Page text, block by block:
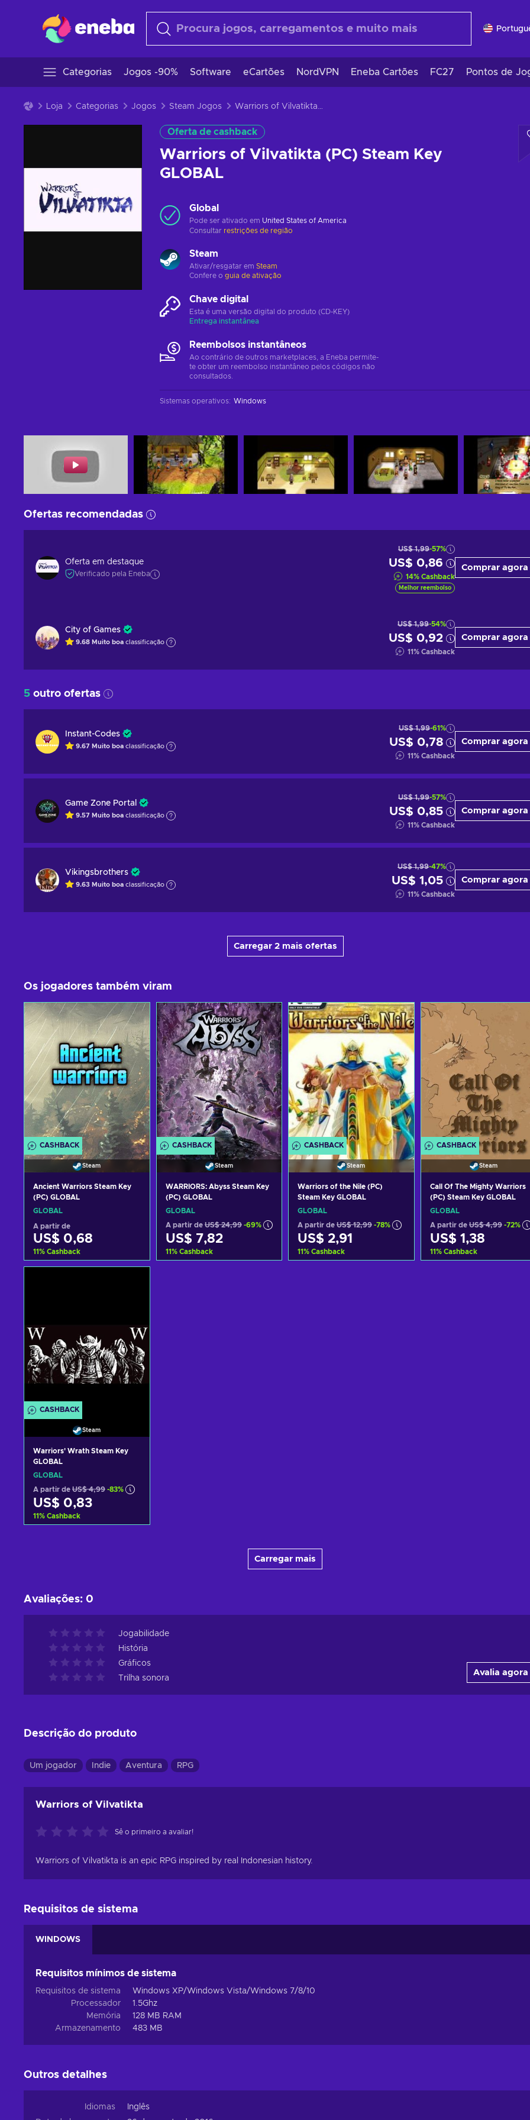
Categorias Jogos -90% Software eCartões NordVPN Eneba Cartões FC27 Pontos de
Loja Categorias Jogos Steam Jogos Warriors of Vilvatikta (PC) Steam Key GLOBAL
Oferta de cashback
Warriors of Vilvatikta (PC) Steam Key
GLOBAL
Global
Pode ser ativado em United States of America
Consultar restrições de região
Steam
Ativar/resgatar em Steam
Confere o guia de ativação
Chave digital
Esta é uma versão digital do produto (CD-KEY)
Entrega instantânea
Reembolsos instantâneos
Ao contrário de outros marketplaces, a Eneba permite-
te obter um reembolso instantâneo pelos códigos não
consultados.
Sistemas operativos: Windows
Ofertas recomendadas
Oferta em destaque
Verificado pela Eneba
US$ 1,99-57%
US$ 0,86
14% Cashback
Melhor reembolso
Comprar agora
City of Games
9.68 Muito boa classificação
US$ 1,99-54%
US$ 0,92
11% Cashback
Comprar agora
5 outro ofertas
Instant-Codes
9.67 Muito boa classificação
US$ 1,99-61%
US$ 0,78
11% Cashback
Comprar agora
Game Zone Portal
9.57 Muito boa classificação
US$ 1,99-57%
US$ 0,85
11% Cashback
Comprar agora
Vikingsbrothers
9.63 Muito boa classificação
US$ 1,99-47%
US$ 1,05
11% Cashback
Comprar agora
Carregar 2 mais ofertas
Os jogadores também viram
CASHBACK
Steam
Ancient Warriors Steam Key
(PC) GLOBAL
GLOBAL
A partir de
US$ 0,68
11% Cashback
CASHBACK
Steam
WARRIORS: Abyss Steam Key
(PC) GLOBAL
GLOBAL
A partir de US$ 24,99 -69%
US$ 7,82
11% Cashback
CASHBACK
Steam
Warriors of the Nile (PC)
Steam Key GLOBAL
GLOBAL
A partir de US$ 12,99 -78%
US$ 2,91
11% Cashback
CASHBACK
Steam
Call Of The Mighty Warriors
(PC) Steam Key GLOBAL
GLOBAL
A partir de US$ 4,99 -72%
US$ 1,38
11% Cashback
CASHBACK
Steam
Warriors' Wrath Steam Key
GLOBAL
GLOBAL
A partir de US$ 4,99 -83%
US$ 0,83
11% Cashback
Carregar mais
Avaliações: 0
Jogabilidade
História
Gráficos
Trilha sonora
Avalia agora
Descrição do produto
Um jogador Indie Aventura RPG
Warriors of Vilvatikta
Sê o primeiro a avaliar!
Warriors of Vilvatikta is an epic RPG inspired by real Indonesian history.
Requisitos de sistema
WINDOWS
Requisitos mínimos de sistema
Requisitos de sistema
Windows XP/Windows Vista/Windows 7/8/10
Processador
1.5Ghz
Memória
128 MB RAM
Armazenamento
483 MB
Outros detalhes
Idiomas
Inglês